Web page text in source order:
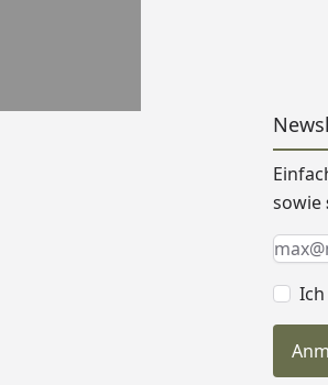
sowie
Keine
E-